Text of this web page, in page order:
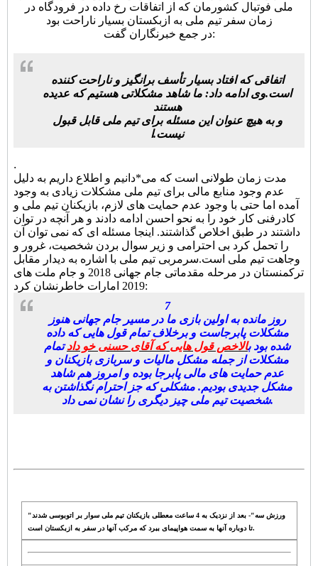
ملی فوتبال کشورمان که از اتفاقات رخ داده در فرودگاه در
زمان سفر تیم ملی به ازبکستان بسیار ناراحت بود
در جمع خبرنگاران گفت:
اتفاقی که افتاد بسیار تأسف برانگیز و ناراحت کننده
است.وی ادامه داد: ما شاهد مشکلاتی هستیم که عدیده
هستند
و به هیچ عنوان این مسئله برای تیم ملی قابل قبول
نیست.ا
.
مدت زمان طولانی است که می*دانیم و اطلاع داریم به دلیل
عدم وجود منابع مالی برای تیم ملی مشکلات زیادی به وجود
آمده اما حتی با وجود عدم حمایت های لازم، بازیکنان تیم ملی و
کادرفنی کار خود را به نحو احسن ادامه دادند و هر آنچه در توان
داشتند در طبق اخلاص گذاشتند. اینجا مسئله ای که نمی توان آن
را تحمل کرد بی احترامی و زیر سوال بردن شخصیت، غرور و
وجاهت تیم ملی است.سرمربی تیم ملی با اشاره به دیدار مقابل
ترکمنستان در مرحله مقدماتی جام جهانی 2018 و جام ملت های
2019 امارات خاطرنشان کرد:
7
روز مانده به اولین بازی ما در مسیر جام جهانی هنوز
مشکلات پابرجاست و برخلاف تمام قول هایی که داده
شده بود بالاخص قول هایی که آقای حسنی خو دادتمام
مشکلات از جمله مشکل مالیات و سربازی بازیکنان و
عدم حمایت های مالی پابرجا بوده و امروز هم شاهد
مشکل جدیدی بودیم. مشکلی که جز احترام نگذاشتن به
شخصیت تیم ملی چیز دیگری را نشان نمی داد.
"ورزش سه"- بعد از نزدیک به 4 ساعت معطلی بازیکنان تیم ملی سوار بر اتوبوسی شدند
تا دوباره آنها به سمت هواپیمای ببرد که مرکب آنها در سفر به ازبکستان است.